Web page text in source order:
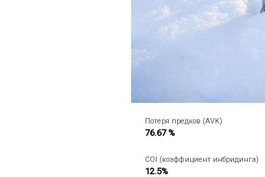
Потеря предков (AVK)
76.67 %
COI (коэффициент инбридинга)
12.5%